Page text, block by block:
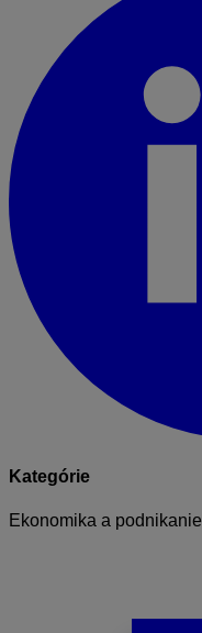
Kategórie
Ekonomika a podnikanie